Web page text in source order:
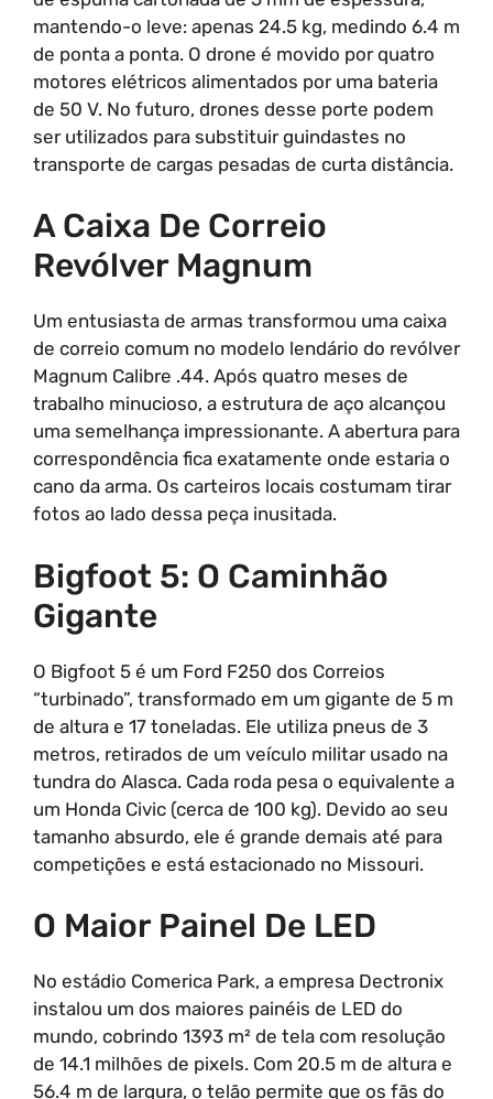
mantendo-o leve: apenas 24.5 kg, medindo 6.4 m
de ponta a ponta. O drone é movido por quatro
motores elétricos alimentados por uma bateria
de 50 V. No futuro, drones desse porte podem
ser utilizados para substituir guindastes no
transporte de cargas pesadas de curta distância.
A Caixa De Correio
Revólver Magnum
Um entusiasta de armas transformou uma caixa
de correio comum no modelo lendário do revólver
Magnum Calibre .44. Após quatro meses de
trabalho minucioso, a estrutura de aço alcançou
uma semelhança impressionante. A abertura para
correspondência fica exatamente onde estaria o
cano da arma. Os carteiros locais costumam tirar
fotos ao lado dessa peça inusitada.
Bigfoot 5: O Caminhão
Gigante
O Bigfoot 5 é um Ford F250 dos Correios
“turbinado”, transformado em um gigante de 5 m
de altura e 17 toneladas. Ele utiliza pneus de 3
metros, retirados de um veículo militar usado na
tundra do Alasca. Cada roda pesa o equivalente a
um Honda Civic (cerca de 100 kg). Devido ao seu
tamanho absurdo, ele é grande demais até para
competições e está estacionado no Missouri.
O Maior Painel De LED
No estádio Comerica Park, a empresa Dectronix
instalou um dos maiores painéis de LED do
mundo, cobrindo 1393 m² de tela com resolução
de 14.1 milhões de pixels. Com 20.5 m de altura e
56.4 m de largura, o telão permite que os fãs do